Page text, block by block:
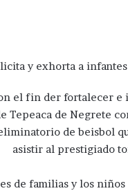
y exhorta a
el fin der fortalecer
Tepeaca de Negrete
de beisbol
asistir al prestigiado
de familias y los